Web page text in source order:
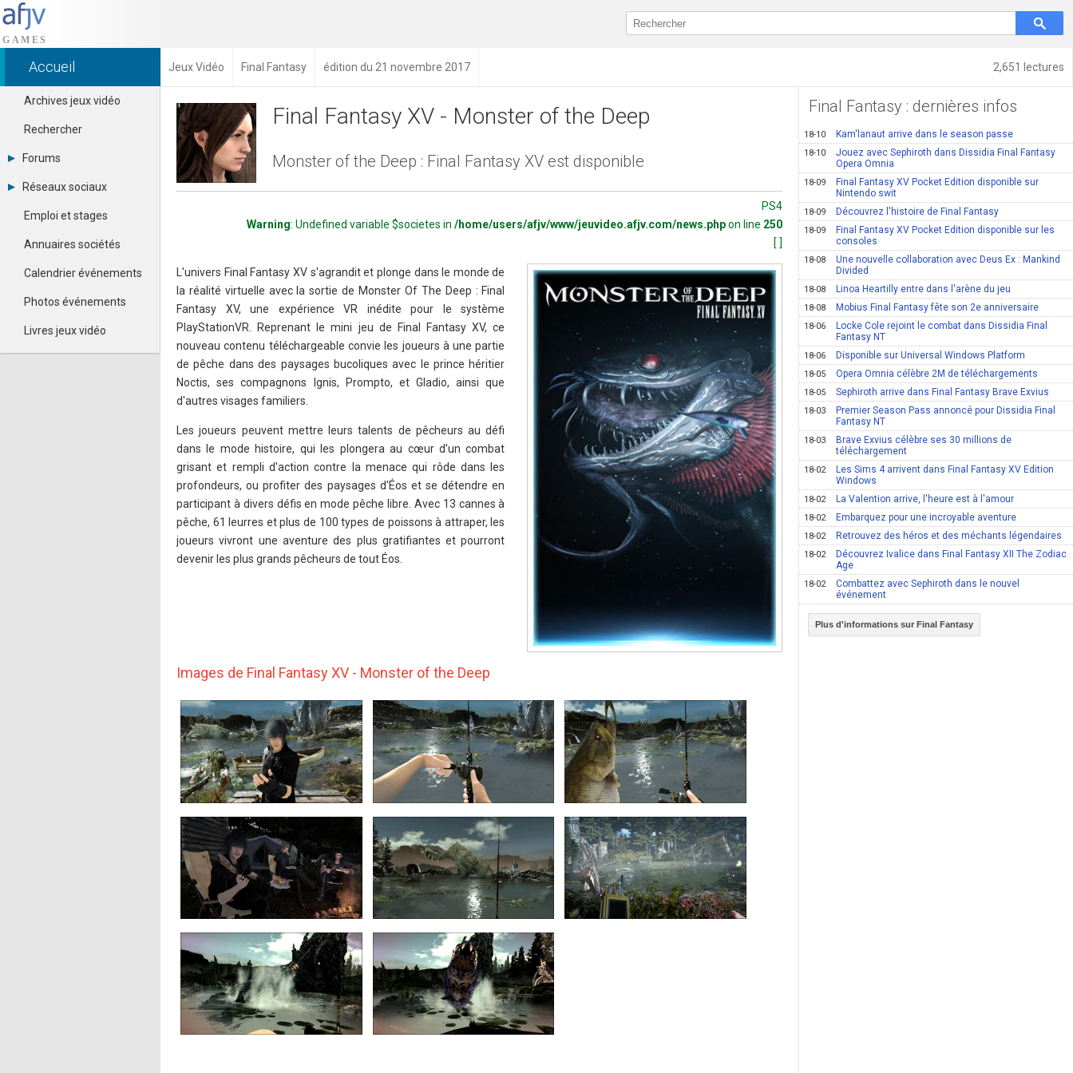
2,651 lectures
Accueil Jeux Vidéo Final Fantasy édition du 21 novembre 2017
Archives jeux vidéo
Rechercher
Forums
Tous les forums
Se connecter
Contacter un modérateur
Réseaux sociaux
Dailymotion
Facebook
Google+
Pinterest
Youtube
Emploi et stages
Annuaires sociétés
Calendrier événements
Photos événements
Livres jeux vidéo
Final Fantasy XV - Monster of the Deep
Monster of the Deep : Final Fantasy XV est disponible
PS4
Warning: Undefined variable $societes in/home/users/afjv/www/jeuvideo.afjv.com/news.phpon line 250
[ ]
L'univers Final Fantasy XV s'agrandit et plonge dans le monde de
la réalité virtuelle avec la sortie de Monster Of The Deep : Final
Fantasy XV, une expérience VR inédite pour le système
PlayStationVR. Reprenant le mini jeu de Final Fantasy XV, ce
nouveau contenu téléchargeable convie les joueurs à une partie
de pêche dans des paysages bucoliques avec le prince héritier
Noctis, ses compagnons Ignis, Prompto, et Gladio, ainsi que
d'autres visages familiers.
Les joueurs peuvent mettre leurs talents de pêcheurs au défi
dans le mode histoire, qui les plongera au cœur d'un combat
grisant et rempli d'action contre la menace qui rôde dans les
profondeurs, ou profiter des paysages d'Éos et se détendre en
participant à divers défis en mode pêche libre. Avec 13 cannes à
pêche, 61 leurres et plus de 100 types de poissons à attraper, les
joueurs vivront une aventure des plus gratifiantes et pourront
devenir les plus grands pêcheurs de tout Éos.
Images de Final Fantasy XV - Monster of the Deep
Final Fantasy : dernières infos
18-10 Kam'lanaut arrive dans le season passe
18-10
Jouez avec Sephiroth dans Dissidia Final Fantasy
Opera Omnia
18-09
Final Fantasy XV Pocket Edition disponible sur
Nintendo swit
18-09 Découvrez l'histoire de Final Fantasy
18-09
Final Fantasy XV Pocket Edition disponible sur les
consoles
18-08
Une nouvelle collaboration avec Deus Ex : Mankind
Divided
18-08 Linoa Heartilly entre dans l'arène du jeu
18-08 Mobius Final Fantasy fête son 2e anniversaire
18-06
Locke Cole rejoint le combat dans Dissidia Final
Fantasy NT
18-06 Disponible sur Universal Windows Platform
18-05 Opera Omnia célèbre 2M de téléchargements
18-05 Sephiroth arrive dans Final Fantasy Brave Exvius
18-03
Premier Season Pass annoncé pour Dissidia Final
Fantasy NT
18-03
Brave Exvius célèbre ses 30 millions de
téléchargement
18-02
Les Sims 4 arrivent dans Final Fantasy XV Edition
Windows
18-02 La Valention arrive, l'heure est à l'amour
18-02 Embarquez pour une incroyable aventure
18-02 Retrouvez des héros et des méchants légendaires
18-02
Découvrez Ivalice dans Final Fantasy XII The Zodiac
Age
18-02
Combattez avec Sephiroth dans le nouvel
événement
Plus d'informations sur Final Fantasy